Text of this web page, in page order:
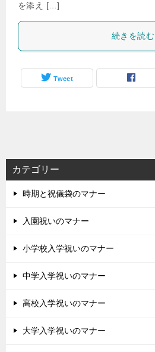
を添え […]
続きを読む
Tweet
カテゴリー
時期と祝儀袋のマナー
入園祝いのマナー
小学校入学祝いのマナー
中学入学祝いのマナー
高校入学祝いのマナー
大学入学祝いのマナー